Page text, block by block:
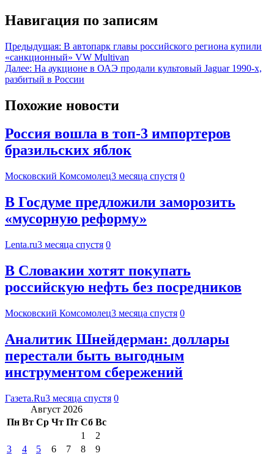
Навигация по записям
Предыдущая: В автопарк главы российского региона купили
«санкционный» VW Multivan
Далее: На аукционе в ОАЭ продали культовый Jaguar 1990-х,
разбитый в России
Похожие новости
Россия вошла в топ-3 импортеров
бразильских яблок
Московский Комсомолец3 месяца спустя 0
В Госдуме предложили заморозить
«мусорную реформу»
Lenta.ru3 месяца спустя 0
В Словакии хотят покупать
российскую нефть без посредников
Московский Комсомолец3 месяца спустя 0
Аналитик Шнейдерман: доллары
перестали быть выгодным
инструментом сбережений
Газета.Ru3 месяца спустя 0
Август 2026
Пн Вт Ср Чт Пт Сб Вс
1
2
3
4 5 6 7 8
9